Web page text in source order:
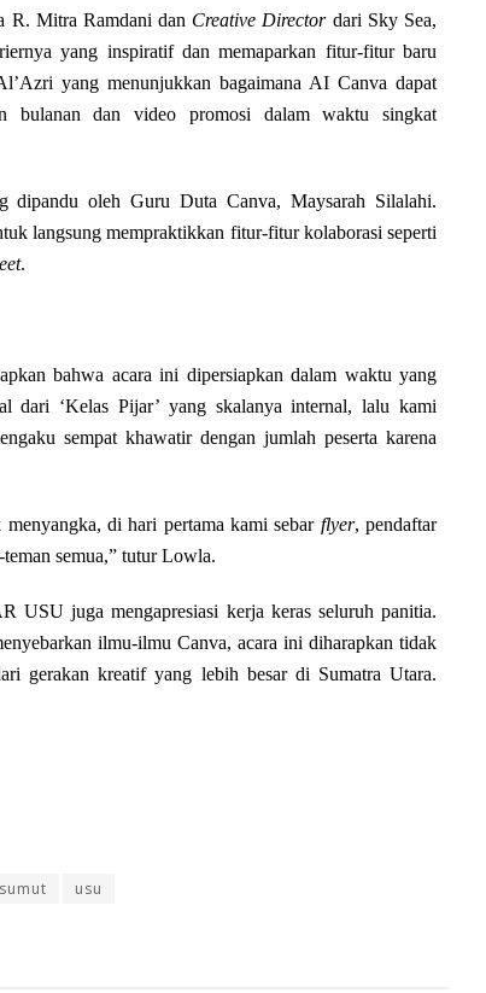
R. Mitra Ramdani dan Creative Directordari Sky Sea,
yang inspiratif dan memaparkan fitur-fitur baru
yang menunjukkan bagaimana AI Canva dapat
bulanan dan video promosi dalam waktu singkat
dipandu oleh Guru Duta Canva, Maysarah Silalahi.
langsung mempraktikkan fitur-fitur kolaborasi seperti
.
bahwa acara ini dipersiapkan dalam waktu yang
dari ‘Kelas Pijar’ yang skalanya internal, lalu kami
sempat khawatir dengan jumlah peserta karena
di hari pertama kami sebar flyer, pendaftar
semua,” tutur Lowla.
USU juga mengapresiasi kerja keras seluruh panitia.
ilmu-ilmu Canva, acara ini diharapkan tidak
gerakan kreatif yang lebih besar di Sumatra Utara.
sumut usu